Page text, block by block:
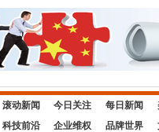
滚动新闻 今日关注 每日新闻
科技前沿 企业维权 品牌世界